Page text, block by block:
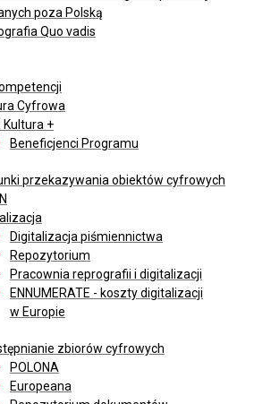
poza Polską
Quo vadis
Cyfrowa
Kultura +
Beneficjenci Programu
przekazywania obiektów cyfrowych
Digitalizacja piśmiennictwa
Repozytorium
Pracownia reprografii i digitalizacji
ENNUMERATE - koszty digitalizacji
w Europie
zbiorów cyfrowych
POLONA
Europeana